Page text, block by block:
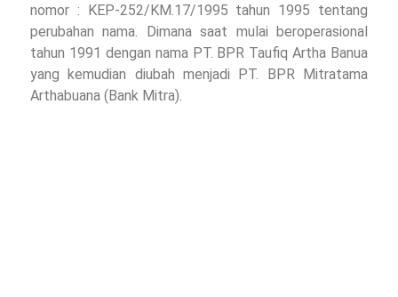
nomor : KEP-252/KM.17/1995 tahun 1995 tentang
perubahan nama. Dimana saat mulai beroperasional
tahun 1991 dengan nama PT. BPR Taufiq Artha Banua
yang kemudian diubah menjadi PT. BPR Mitratama
Arthabuana (Bank Mitra).